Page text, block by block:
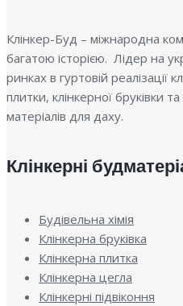
Клінкер-Буд – міжнародна
багатою історією. Лідер на
ринках в гуртовій реалізації
плитки, клінкерної бруківки
матеріалів для даху.
Клінкерні
Будівельна хімія
Клінкерна бруківка
Клінкерна плитка
Клінкерна цегла
Клінкерні підвіконня